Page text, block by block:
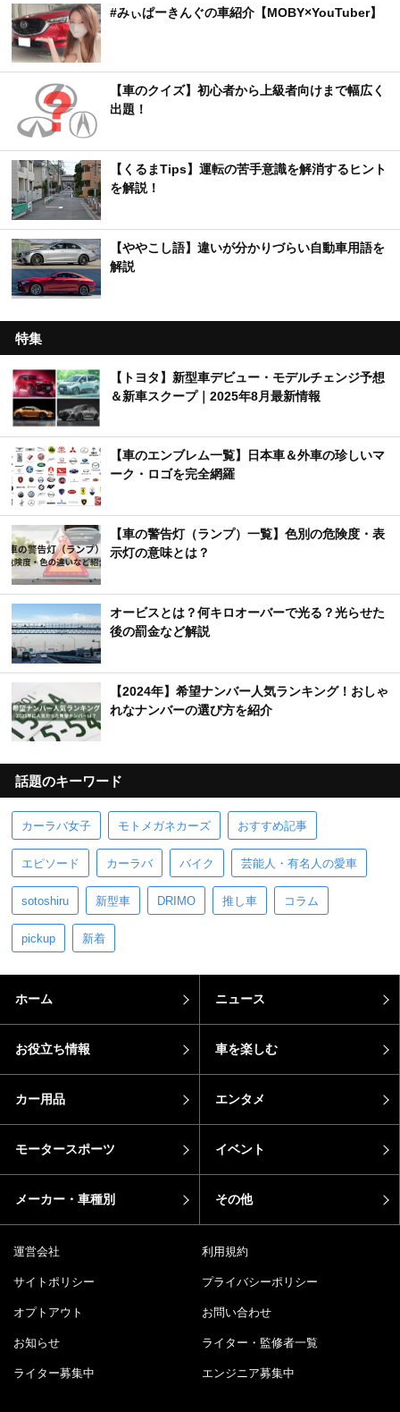
#みぃぱーきんぐの車紹介【MOBY×YouTuber】
【車のクイズ】初心者から上級者向けまで幅広く
出題！
【くるまTips】運転の苦手意識を解消するヒント
を解説！
【ややこし語】違いが分かりづらい自動車用語を
解説
特集
【トヨタ】新型車デビュー・モデルチェンジ予想
＆新車スクープ｜2025年8月最新情報
【車のエンブレム一覧】日本車＆外車の珍しいマ
ーク・ロゴを完全網羅
【車の警告灯（ランプ）一覧】色別の危険度・表
示灯の意味とは？
オービスとは？何キロオーバーで光る？光らせた
後の罰金など解説
【2024年】希望ナンバー人気ランキング！おしゃ
れなナンバーの選び方を紹介
話題のキーワード
カーラバ女子 モトメガネカーズ おすすめ記事
エピソード カーラバ バイク 芸能人・有名人の愛車
sotoshiru 新型車 DRIMO 推し車 コラム
pickup 新着
ホーム ニュース
お役立ち情報 車を楽しむ
カー用品 エンタメ
モータースポーツ イベント
メーカー・車種別 その他
運営会社 利用規約
サイトポリシー プライバシーポリシー
オプトアウト お問い合わせ
お知らせ ライター・監修者一覧
ライター募集中 エンジニア募集中